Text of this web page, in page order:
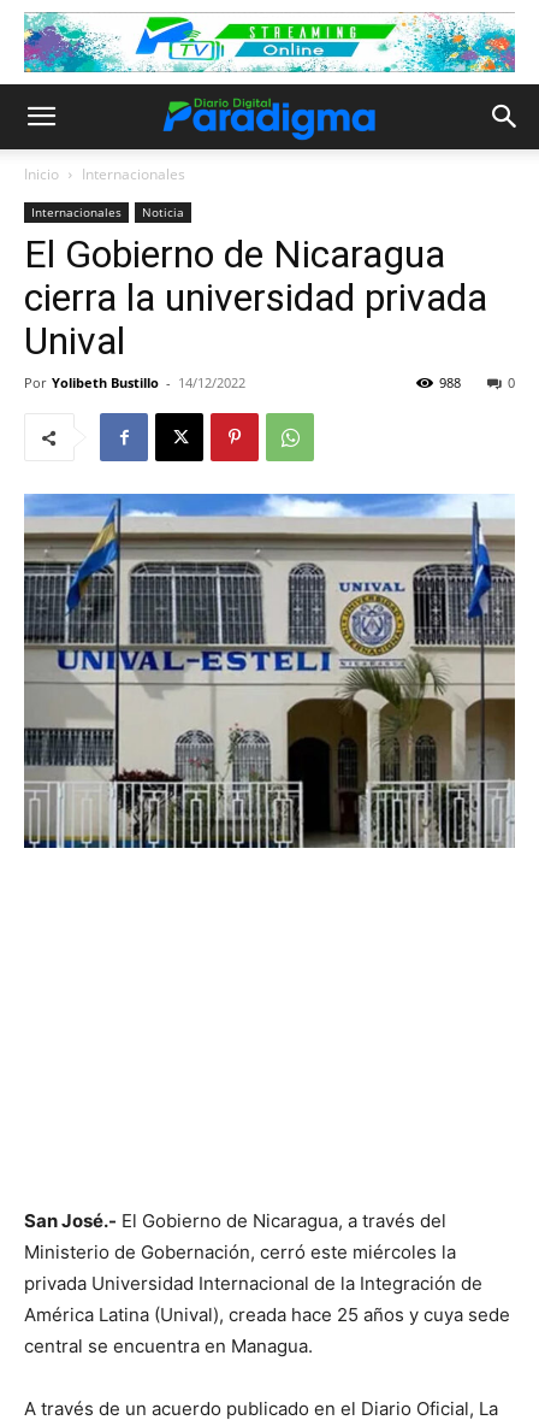
Inicio Internacionales
Internacionales Noticia
El Gobierno de Nicaragua
cierra la universidad privada
Unival
Por Yolibeth Bustillo - 14/12/2022 0
988
San José.- El Gobierno de Nicaragua, a través del
Ministerio de Gobernación, cerró este miércoles la
privada Universidad Internacional de la Integración de
América Latina (Unival), creada hace 25 años y cuya sede
central se encuentra en Managua.
A través de un acuerdo publicado en el Diario Oficial, La